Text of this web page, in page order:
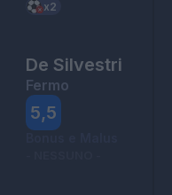
De Silvestri
Fermo
5,5